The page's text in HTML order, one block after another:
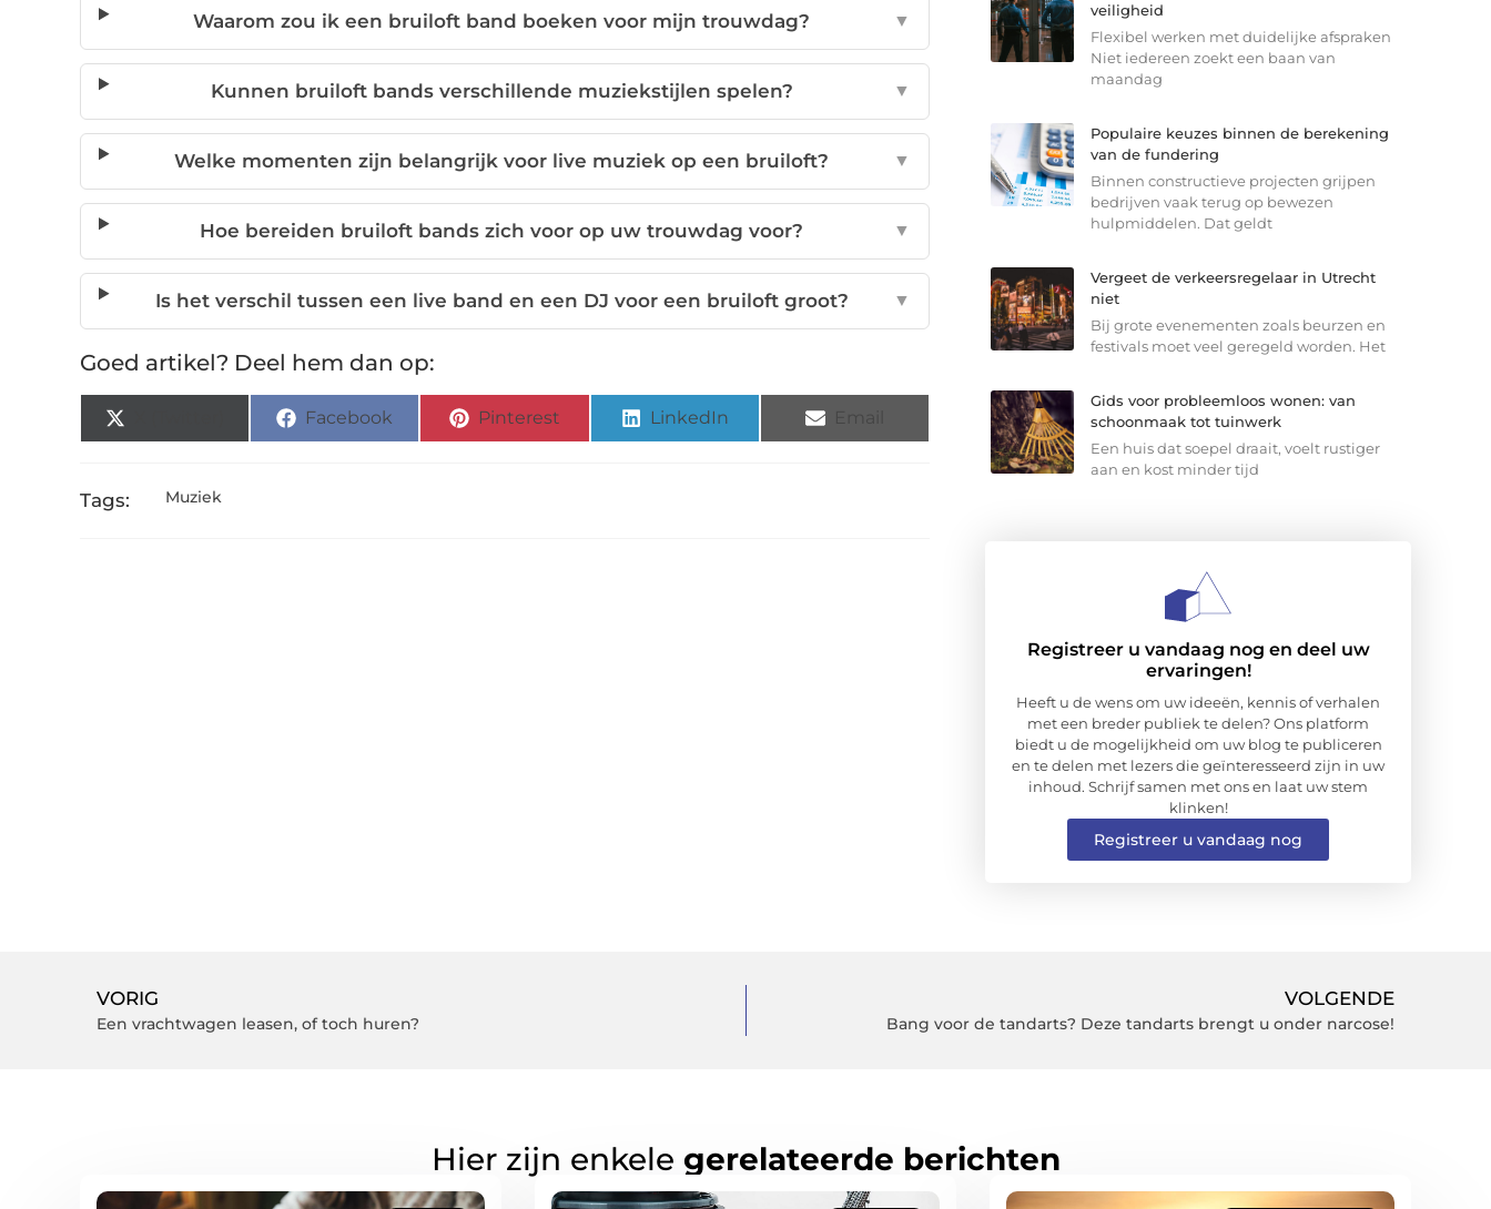
Waarom zou ik een bruiloft band boeken voor mijn trouwdag? ▼
Kunnen bruiloft bands verschillende muziekstijlen spelen? ▼
Welke momenten zijn belangrijk voor live muziek op een bruiloft? ▼
Hoe bereiden bruiloft bands zich voor op uw trouwdag voor? ▼
Is het verschil tussen een live band en een DJ voor een bruiloft groot? ▼
Goed artikel? Deel hem dan op:
Facebook Pinterest LinkedIn
Tags: Muziek
veiligheid
Flexibel werken met duidelijke afspraken
Niet iedereen zoekt een baan van
maandag
Populaire keuzes binnen de berekening
van de fundering
Binnen constructieve projecten grijpen
bedrijven vaak terug op bewezen
hulpmiddelen. Dat geldt
Vergeet de verkeersregelaar in Utrecht
niet
Bij grote evenementen zoals beurzen en
festivals moet veel geregeld worden. Het
Gids voor probleemloos wonen: van
schoonmaak tot tuinwerk
Een huis dat soepel draait, voelt rustiger
aan en kost minder tijd
Registreer u vandaag nog en deel uw
ervaringen!
Heeft u de wens om uw ideeën, kennis of verhalen
met een breder publiek te delen? Ons platform
biedt u de mogelijkheid om uw blog te publiceren
en te delen met lezers die geïnteresseerd zijn in uw
inhoud. Schrijf samen met ons en laat uw stem
klinken!
Registreer u vandaag nog
VORIG
Een vrachtwagen leasen, of toch huren?
VOLGENDE
Bang voor de tandarts? Deze tandarts brengt u onder narcose!
Hier zijn enkele gerelateerde berichten